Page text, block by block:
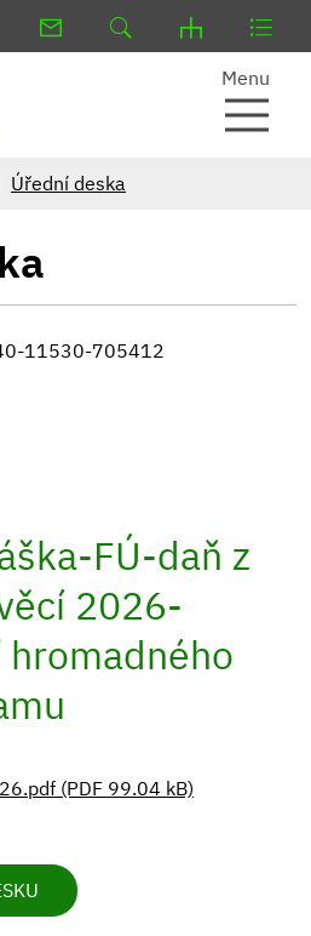
Menu
Úřední deska
11530-705412
FÚ-daň z
2026-
(PDF 99.04 kB)